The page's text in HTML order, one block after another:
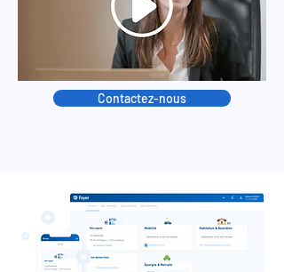
Contactez-nous